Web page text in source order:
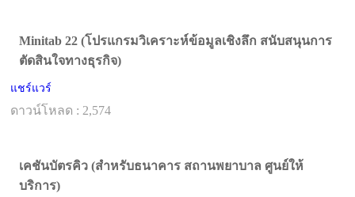
Minitab 22 (โปรแกรมวิเคราะห์ข้อมูลเชิงลึก สนับสนุนการ
ตัดสินใจทางธุรกิจ)
แชร์แวร์
ดาวน์โหลด : 2,574
เคชันบัตรคิว (สำหรับธนาคาร สถานพยาบาล ศูนย์ให้
บริการ)